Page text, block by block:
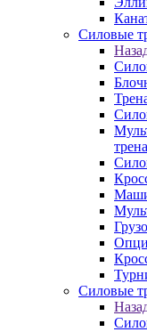
Силовые
Силовые